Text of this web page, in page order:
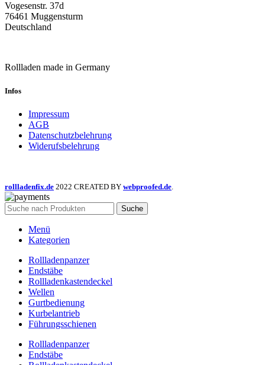
Vogesenstr. 37d
76461 Muggensturm
Deutschland
Rollladen made in Germany
Infos
Impressum
AGB
Datenschutzbelehrung
Widerufsbelehrung
rollladenfix.de 2022 CREATED BY webproofed.de
Suche
Menü
Kategorien
Rollladenpanzer
Endstäbe
Rollladenkastendeckel
Wellen
Gurtbedienung
Kurbelantrieb
Führungsschienen
Rollladenpanzer
Endstäbe